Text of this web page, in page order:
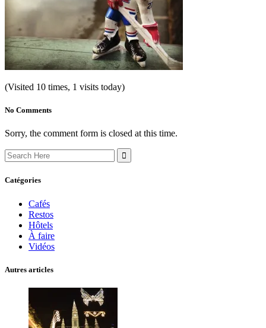
(Visited 10 times, 1 visits today)
No Comments
Sorry, the comment form is closed at this time.
Search
for:
Catégories
Cafés
Restos
Hôtels
À faire
Vidéos
Autres articles